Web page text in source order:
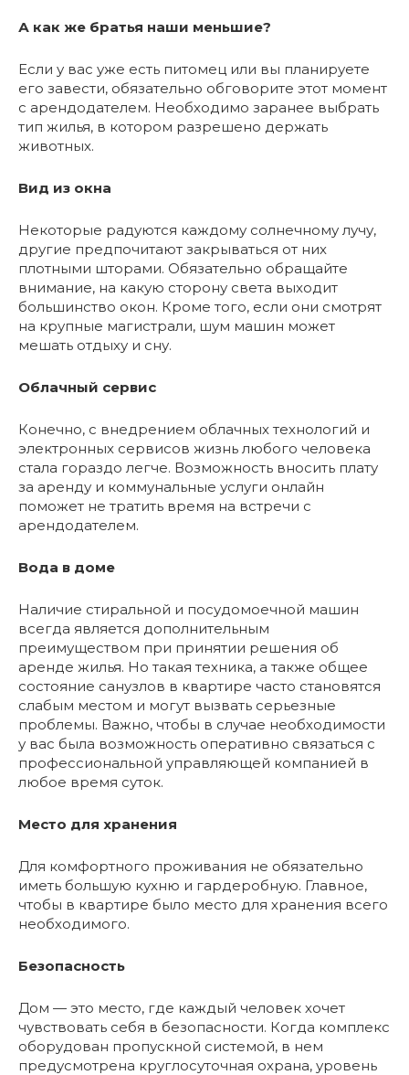
А как же братья наши меньшие?
Если у вас уже есть питомец или вы планируете
его завести, обязательно обговорите этот момент
с арендодателем. Необходимо заранее выбрать
тип жилья, в котором разрешено держать
животных.
Вид из окна
Некоторые радуются каждому солнечному лучу,
другие предпочитают закрываться от них
плотными шторами. Обязательно обращайте
внимание, на какую сторону света выходит
большинство окон. Кроме того, если они смотрят
на крупные магистрали, шум машин может
мешать отдыху и сну.
Облачный сервис
Конечно, с внедрением облачных технологий и
электронных сервисов жизнь любого человека
стала гораздо легче. Возможность вносить плату
за аренду и коммунальные услуги онлайн
поможет не тратить время на встречи с
арендодателем.
Вода в доме
Наличие стиральной и посудомоечной машин
всегда является дополнительным
преимуществом при принятии решения об
аренде жилья. Но такая техника, а также общее
состояние санузлов в квартире часто становятся
слабым местом и могут вызвать серьезные
проблемы. Важно, чтобы в случае необходимости
у вас была возможность оперативно связаться с
профессиональной управляющей компанией в
любое время суток.
Место для хранения
Для комфортного проживания не обязательно
иметь большую кухню и гардеробную. Главное,
чтобы в квартире было место для хранения всего
необходимого.
Безопасность
Дом — это место, где каждый человек хочет
чувствовать себя в безопасности. Когда комплекс
оборудован пропускной системой, в нем
предусмотрена круглосуточная охрана, уровень